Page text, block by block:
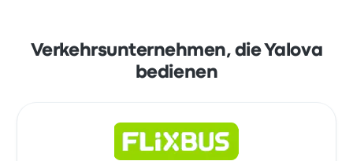
Verkehrsunternehmen, die Yalova
bedienen